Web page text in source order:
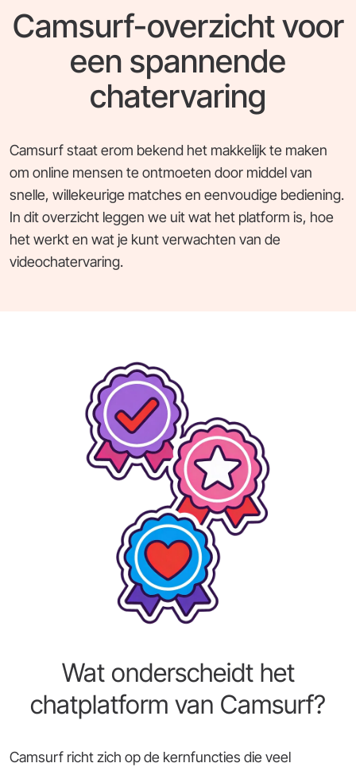
Camsurf-overzicht voor
een spannende
chatervaring
Camsurf staat erom bekend het makkelijk te maken
om online mensen te ontmoeten door middel van
snelle, willekeurige matches en eenvoudige bediening.
In dit overzicht leggen we uit wat het platform is, hoe
het werkt en wat je kunt verwachten van de
videochatervaring.
Wat onderscheidt het
chatplatform van Camsurf?
Camsurf richt zich op de kernfuncties die veel